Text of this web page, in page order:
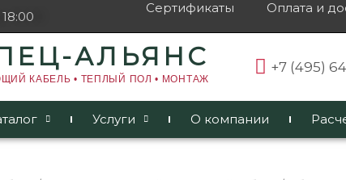
Сертификаты Оплата и
АЛЬЯНС
КАБЕЛЬ • ТЕПЛЫЙ ПОЛ • МОНТАЖ
+7 (495)
Услуги О компании